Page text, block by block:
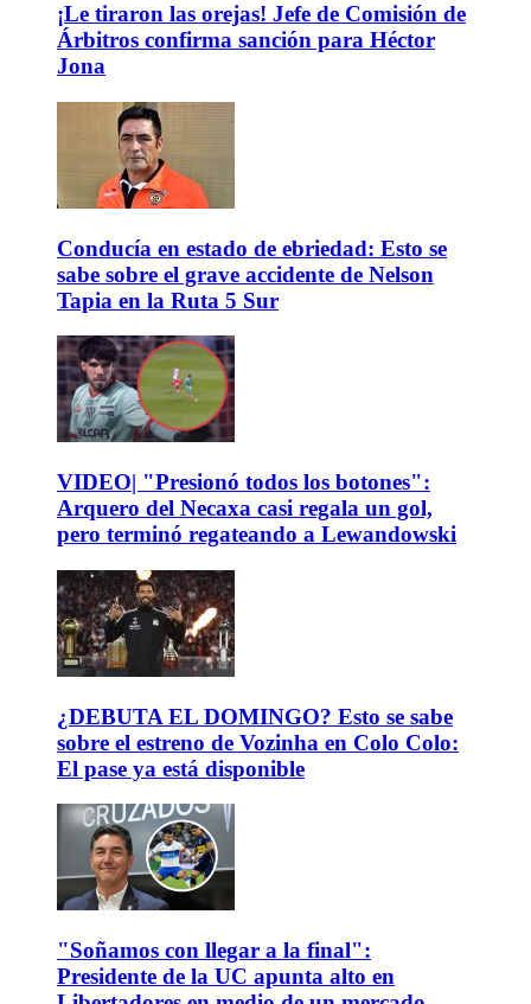
¡Le tiraron las orejas! Jefe de Comisión de
Árbitros confirma sanción para Héctor
Jona
Conducía en estado de ebriedad: Esto se
sabe sobre el grave accidente de Nelson
Tapia en la Ruta 5 Sur
VIDEO| "Presionó todos los botones":
Arquero del Necaxa casi regala un gol,
pero terminó regateando a Lewandowski
¿DEBUTA EL DOMINGO? Esto se sabe
sobre el estreno de Vozinha en Colo Colo:
El pase ya está disponible
"Soñamos con llegar a la final":
Presidente de la UC apunta alto en